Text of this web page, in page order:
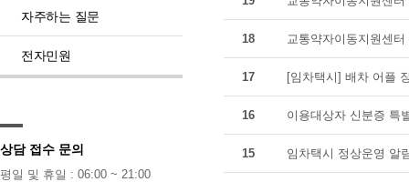
자주하는 질문
전자민원
상담 접수 문의
평일 및 휴일 : 06:00 ~ 21:00
18 교통약자이동지원센
17 [임차택시] 배차 어플
16 이용대상자 신분증 특
15 임차택시 정상운영 알